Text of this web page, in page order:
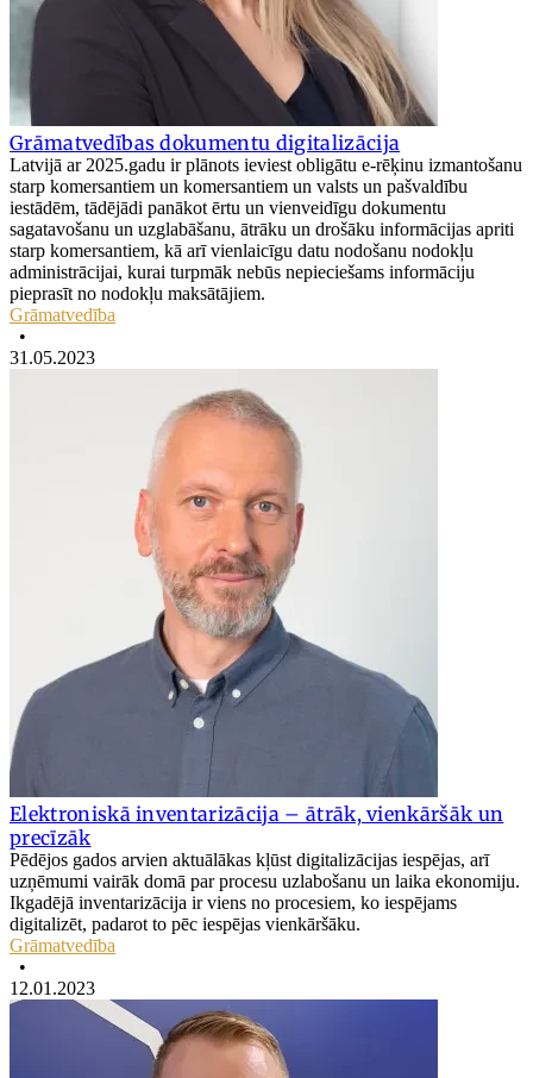
Grāmatvedības dokumentu digitalizācija
Latvijā ar 2025.gadu ir plānots ieviest obligātu e-rēķinu izmantošanu
starp komersantiem un komersantiem un valsts un pašvaldību
iestādēm, tādējādi panākot ērtu un vienveidīgu dokumentu
sagatavošanu un uzglabāšanu, ātrāku un drošāku informācijas apriti
starp komersantiem, kā arī vienlaicīgu datu nodošanu nodokļu
administrācijai, kurai turpmāk nebūs nepieciešams informāciju
pieprasīt no nodokļu maksātājiem.
Grāmatvedība
•
31.05.2023
Elektroniskā inventarizācija – ātrāk, vienkāršāk un
precīzāk
Pēdējos gados arvien aktuālākas kļūst digitalizācijas iespējas, arī
uzņēmumi vairāk domā par procesu uzlabošanu un laika ekonomiju.
Ikgadējā inventarizācija ir viens no procesiem, ko iespējams
digitalizēt, padarot to pēc iespējas vienkāršāku.
Grāmatvedība
•
12.01.2023